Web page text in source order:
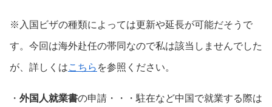
※入国ビザの種類によっては更新や延長が可能だそうで
す。今回は海外赴任の帯同なので私は該当しませんでした
が、詳しくはこちら を参照ください。
・ 外国人就業書の申請・・・駐在など中国で就業する際は